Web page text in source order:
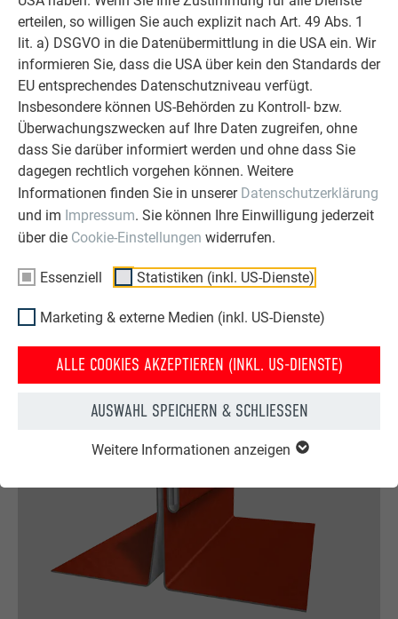
erteilen, so willigen Sie auch explizit nach Art. 49 Abs. 1
lit. a) DSGVO in die Datenübermittlung in die USA ein. Wir
informieren Sie, dass die USA über kein den Standards der
EU entsprechendes Datenschutzniveau verfügt.
Insbesondere können US-Behörden zu Kontroll- bzw.
Überwachungszwecken auf Ihre Daten zugreifen, ohne
dass Sie darüber informiert werden und ohne dass Sie
dagegen rechtlich vorgehen können. Weitere
Informationen finden Sie in unserer Datenschutzerklärung
und im Impressum. Sie können Ihre Einwilligung jederzeit
über die Cookie-Einstellungen widerrufen.
Essenziell Statistiken (inkl. US-Dienste)
Marketing & externe Medien (inkl. US-Dienste)
ALLE COOKIES AKZEPTIEREN (INKL. US-DIENSTE)
AUSWAHL SPEICHERN & SCHLIESSEN
Weitere Informationen anzeigen
Dachraute 44 × 44
ZU DEN VIDEOS
Dachpaneel FX.12
ZU DEN VIDEOS